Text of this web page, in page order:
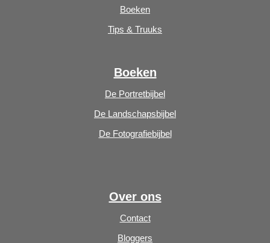
Boeken
Tips & Truuks
Boeken
De Portretbijbel
De Landschapsbijbel
De Fotografiebijbel
Over ons
Contact
Bloggers